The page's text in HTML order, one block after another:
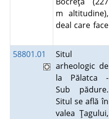
m altitudine),
deal care face
58801.01
Situl
arheologic de
la Pălatca -
Sub pădure.
Situl se află în
valea Ţagului,